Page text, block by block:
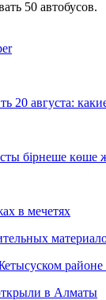
50 автобусов.
августа:
бірнеше көше
в мечетях
в Алматы